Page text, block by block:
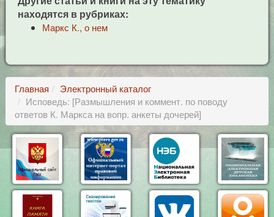
находятся в рубриках:
Маркс К., о нем
Главная
Электронный каталог
Исповедь: [Размышления и коммент. по поводу
ответов К. Маркса на вопр. анкеты дочерей]